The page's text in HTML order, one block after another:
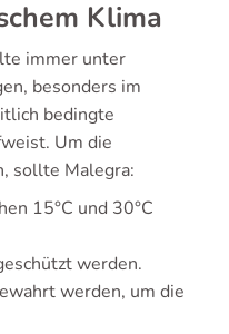
Klima
immer unter
besonders im
bedingte
Um die
sollte Malegra:
15°C und 30°C
werden.
werden, um die